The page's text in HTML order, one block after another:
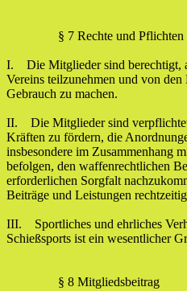
§ 7 Rechte und Pflichten
I. Die Mitglieder sind berechtigt,
Vereins teilzunehmen und von
Gebrauch zu machen.
II. Die Mitglieder sind
Kräften zu fördern, die
insbesondere im Zusammenhang
befolgen, den waffenrechtlichen
erforderlichen Sorgfalt
Beiträge und Leistungen
III. Sportliches und ehrliches
Schießsports ist ein wesentlicher
§ 8 Mitgliedsbeitrag